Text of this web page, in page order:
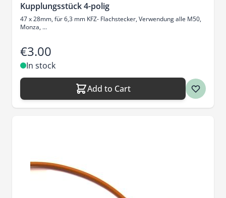
Kupplungsstück 4-polig
47 x 28mm, für 6,3 mm KFZ- Flachstecker, Verwendung alle M50,
Monza, ...
€3.00
In stock
Add to Cart